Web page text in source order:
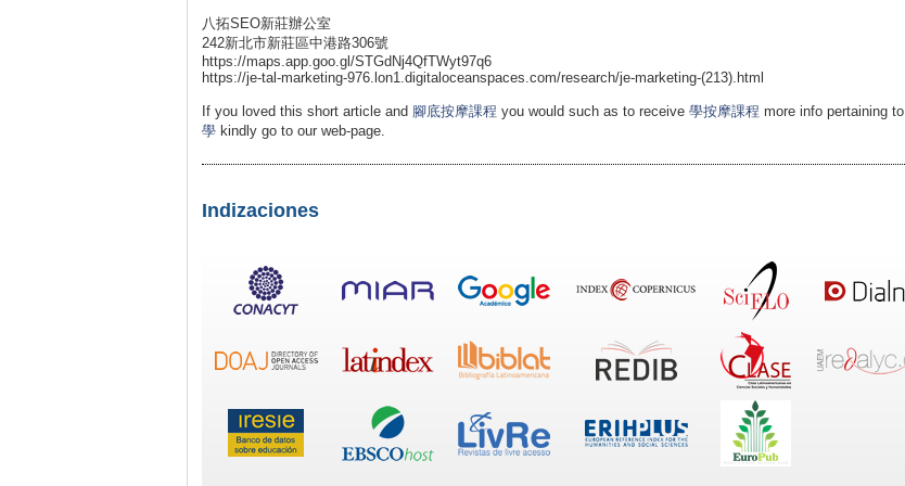
八拓SEO新莊辦公室
242新北市新莊區中港路306號
https://maps.app.goo.gl/STGdNj4QfTWyt97q6
https://je-tal-marketing-976.lon1.digitaloceanspaces.com/research/je-marketing-(213).html
If you loved this short article and 腳底按摩課程 you would such as to receive 學按摩課程 more info pertaining to
學 kindly go to our web-page.
Indizaciones